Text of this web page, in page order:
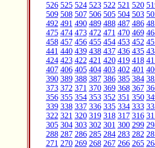
526 525 524 523 522 521 520
509 508 507 506 505 504 503
492 491 490 489 488 487 486
475 474 473 472 471 470 469
458 457 456 455 454 453 452
441 440 439 438 437 436 435
424 423 422 421 420 419 418
407 406 405 404 403 402 401
390 389 388 387 386 385 384
373 372 371 370 369 368 367
356 355 354 353 352 351 350
339 338 337 336 335 334 333
322 321 320 319 318 317 316
305 304 303 302 301 300 299
288 287 286 285 284 283 282
271 270 269 268 267 266 265